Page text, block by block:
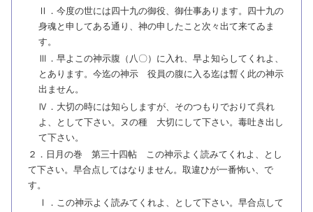
Ⅱ．今度の世には四十九の御役、御仕事あります。四十九の
身魂と申してある通り、神の申したこと次々出て来てゐま
す。
Ⅲ．早よこの神示腹（八〇）に入れ、早よ知らしてくれよ、
とあります。今迄の神示 役員の腹に入る迄は暫く此の神示
出ません。
Ⅳ．大切の時には知らしますが、そのつもりでおりて呉れ
よ、として下さい。ヌの種 大切にして下さい。毒吐き出し
て下さい。
２．日月の巻 第三十四帖 この神示よく読みてくれよ、とし
て下さい。早合点してはなりません。取違ひが一番怖い、で
す。
Ⅰ．この神示よく読みてくれよ、として下さい。早合点して